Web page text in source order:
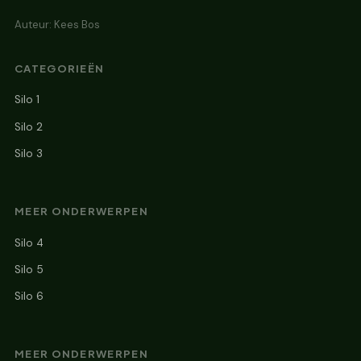
Auteur: Kees Bos
CATEGORIEËN
Silo 1
Silo 2
Silo 3
MEER ONDERWERPEN
Silo 4
Silo 5
Silo 6
MEER ONDERWERPEN